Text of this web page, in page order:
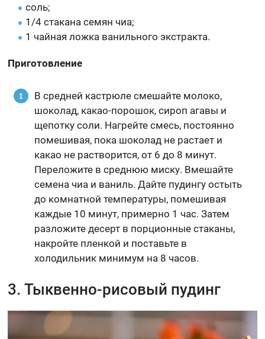
соль;
1/4 стакана семян чиа;
1 чайная ложка ванильного экстракта.
Приготовление
В средней кастрюле смешайте молоко,
шоколад, какао-порошок, сироп агавы и
щепотку соли. Нагрейте смесь, постоянно
помешивая, пока шоколад не растает и
какао не растворится, от 6 до 8 минут.
Переложите в среднюю миску. Вмешайте
семена чиа и ваниль. Дайте пудингу остыть
до комнатной температуры, помешивая
каждые 10 минут, примерно 1 час. Затем
разложите десерт в порционные стаканы,
накройте пленкой и поставьте в
холодильник минимум на 8 часов.
3. Тыквенно-рисовый пудинг